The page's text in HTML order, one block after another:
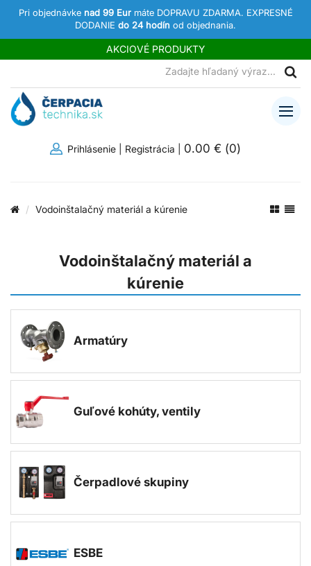
Pri objednávke nad 99 Eur máte DOPRAVU ZDARMA. EXPRESNÉ
DODANIE do 24 hodín od objednania.
AKCIOVÉ PRODUKTY
Prihlásenie Registrácia 0.00 € (0)
Vodoinštalačný materiál a kúrenie
Vodoinštalačný materiál a
kúrenie
Armatúry
Guľové kohúty, ventily
Čerpadlové skupiny
ESBE